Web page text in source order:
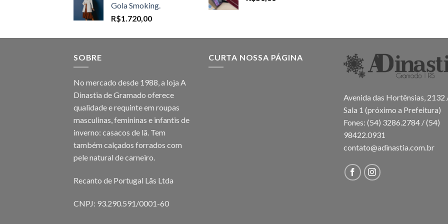
through
R$1.698,00
Gola Smoking.
R$1.720,00
SOBRE
No mercado desde 1988, a loja A
Dinastia de Gramado oferece
qualidade e requinte em roupas
masculinas, femininas e infantis de
inverno: casacos de lã. Tem
também calçados forrados com
pele natural de carneiro.
Recanto de Portugal Lãs Ltda
CNPJ: 93.290.591/0001-60
CURTA NOSSA PÁGINA
Avenida das Hortênsias, 2132
Sala 1 (próximo a Prefeitura)
Fones: (54) 3286.2784 / (54)
98422.0931
contato@adinastia.com.br